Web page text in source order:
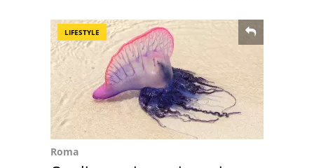
LIFESTYLE
Roma